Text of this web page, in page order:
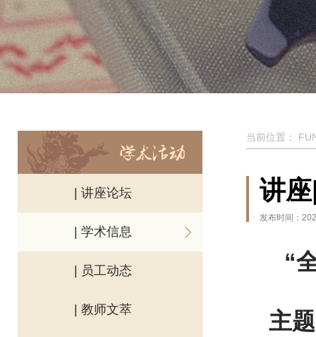
| 讲座论坛
| 学术信息
| 员工动态
| 教师文萃
当前位置：
讲
发布时间：
“
主